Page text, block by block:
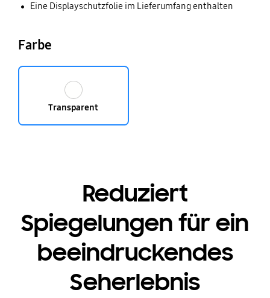
Eine Displayschutzfolie im Lieferumfang enthalten
Farbe
Transparent
Reduziert
Spiegelungen für ein
beeindruckendes
Seherlebnis